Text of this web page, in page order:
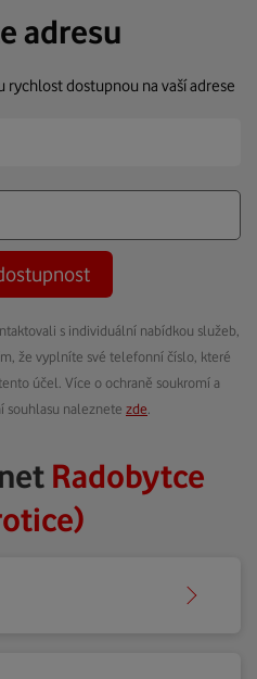
adresu
rychlost dostupnou na vaší adrese
s individuální nabídkou služeb,
že vyplníte své telefonní číslo, které
účel. Více o ochraně soukromí a
souhlasu naleznete zde
Radobytce